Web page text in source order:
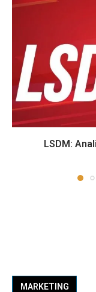
LSDM:
MARKETING